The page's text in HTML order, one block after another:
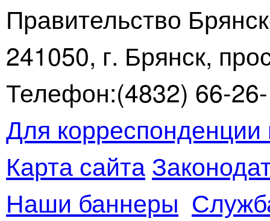
Правительство
241050, г. Брянск,
Телефон:(4832) 66-
Для
Карта сайта
Наши баннеры